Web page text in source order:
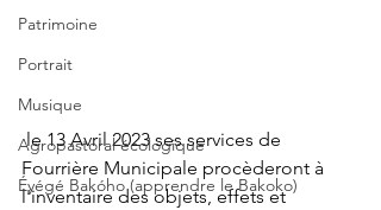
Patrimoine
Portrait
Musique
Agropastoral écologique
Éyégé Bakóho (apprendre le Bakoko)
le 13 Avril 2023 ses services de
Fourrière Municipale procèderont à
l'inventaire des objets, effets et